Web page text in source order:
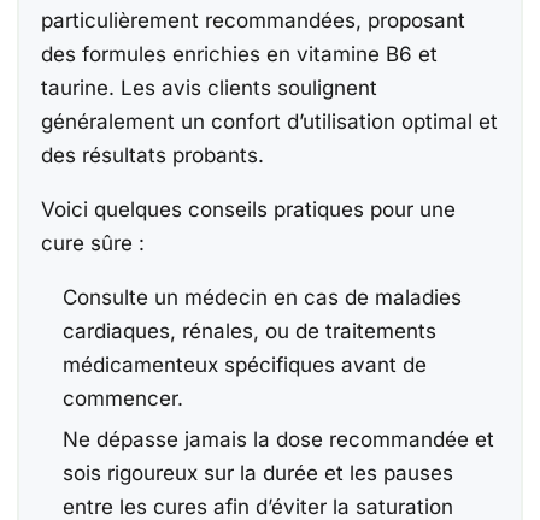
particulièrement recommandées, proposant
des formules enrichies en vitamine B6 et
taurine. Les avis clients soulignent
généralement un confort d’utilisation optimal et
des résultats probants.
Voici quelques conseils pratiques pour une
cure sûre :
Consulte un médecin en cas de maladies
cardiaques, rénales, ou de traitements
médicamenteux spécifiques avant de
commencer.
Ne dépasse jamais la dose recommandée et
sois rigoureux sur la durée et les pauses
entre les cures afin d’éviter la saturation